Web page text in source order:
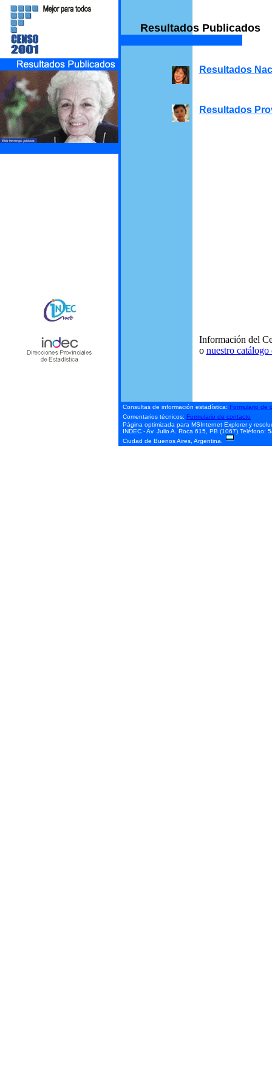
Resultados Publicados
Resultados
Resultados
Información del
o nuestro
Consultas de información estadística: Formulario de
Comentarios técnicos: Formulario de contacto
Página optimizada para MSInternet Explorer y
INDEC - Av. Julio A. Roca 615, PB (1067) Teléfono:
Ciudad de Buenos Aires, Argentina.